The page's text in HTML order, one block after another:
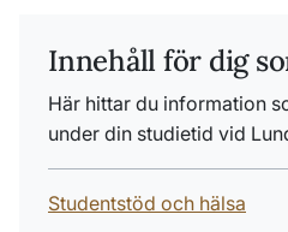
Innehåll för dig
Här hittar du information
under din studietid vid
Studentstöd och hälsa